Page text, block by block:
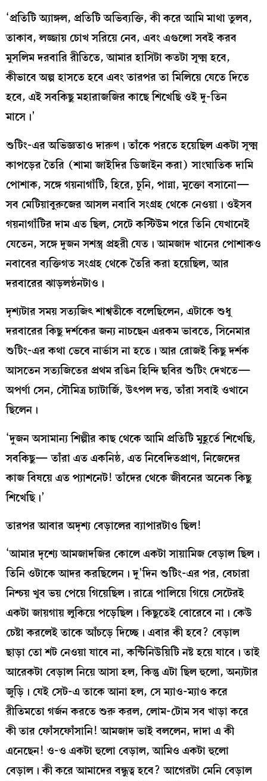
‘প্রতিটি অ্যাঙ্গল, প্রতিটি অভিব্যক্তি, কী করে আমি মাথা তুলব,
তাকাব, লজ্জায় চোখ সরিয়ে নেব, এবং এগুলো সবই করব
মুসলিম দরবারি রীতিতে, আমার হাসিটা কতটা সূক্ষ্ম হবে,
কীভাবে অল্প হাসতে হবে এবং তারপর তা মিলিয়ে যেতে দিতে
হবে, এই সবকিছু মহারাজজির কাছে শিখেছি ওই দু-তিন
মাসে।’
শুটিং-এর অভিজ্ঞতাও দারুণ। তাঁকে পরতে হয়েছিল একটা সূক্ষ্ম
কাপড়ের তৈরি (শামা জাইদির ডিজাইন করা) সাংঘাতিক দামি
পোশাক, সঙ্গে গয়নাগাঁটি, হিরে, চুনি, পান্না, মুক্তো বসানো—
সব মেটিয়াবুরুজের আসল নবাবি সংগ্রহ থেকে নেওয়া। ওইসব
গয়নাগাঁটির দাম এত ছিল, সেটে কস্টিউম পরে তিনি যেখানেই
যেতেন, সঙ্গে দুজন সশস্ত্র প্রহরী যেত। আমজাদ খানের পোশাকও
নবাবের ব্যক্তিগত সংগ্রহ থেকে তৈরি করা হয়েছিল, আর
দরবারের ঝাড়লণ্ঠনটাও।
দৃশ্যটার সময় সত্যজিৎ শাশ্বতীকে বলেছিলেন, এটাকে শুধু
দরবারের কিছু দর্শকের জন্য নাচছেন এরকম ভাবতে, সিনেমার
শুটিং-এর কথা ভেবে নার্ভাস না হতে। আর রোজই কিছু দর্শক
আসতেন সত্যজিতের প্রথম রঙিন হিন্দি ছবির শুটিং দেখতে—
অপর্ণা সেন, সৌমিত্র চ্যাটার্জি, উৎপল দত্ত, তাঁরা সবাই ওখানে
ছিলেন।
‘দুজন অসামান্য শিল্পীর কাছ থেকে আমি প্রতিটি মুহূর্তে শিখেছি,
সবকিছু— তাঁরা এত একনিষ্ঠ, এত নিবেদিতপ্রাণ, নিজেদের
কাজ বিষয়ে এত প্যাশনেট! তাঁদের থেকে জীবনের অনেক কিছু
শিখেছি।’
তারপর আবার অদৃশ্য বেড়ালের ব্যাপারটাও ছিল!
‘আমার দৃশ্যে আমজাদজির কোলে একটা সায়ামিজ বেড়াল ছিল।
তিনি ওটাকে আদর করছিলেন। দু’দিন শুটিং-এর পর, বেচারা
নিশ্চয় খুব ভয় পেয়ে গিয়েছিল। রাত্রে পালিয়ে গিয়ে সেটেরই
একটা জায়গায় লুকিয়ে পড়েছিল। কিছুতেই বোরেবে না। কেউ
চেষ্টা করলেই তাকে আঁচড়ে দিচ্ছে। এবার কী হবে? বেড়াল
ছাড়া তো শট নেওয়া যাবে না, কন্টিনিউয়িটি নষ্ট হয়ে যাবে। তাই
আরেকটা বেড়াল নিয়ে আসা হল, কিন্তু এটা ছিল হুলো, অন্যটার
জুড়ি। যেই সেট-এ তাকে আনা হল, সে ম্যাও-ম্যাও করে
রীতিমতো গর্জন করতে শুরু করল, লোম-টোম সব খাড়া করে
কী তার ফোঁসফোঁসানি! আমজাদ ভাই বললেন, দাদা এ কী
এনেছেন! ও-ও একটা হুলো বেড়াল, আমিও একটা হুলো
বেড়াল। কী করে আমাদের বন্ধুত্ব হবে? আগেরটা মেনি বেড়াল